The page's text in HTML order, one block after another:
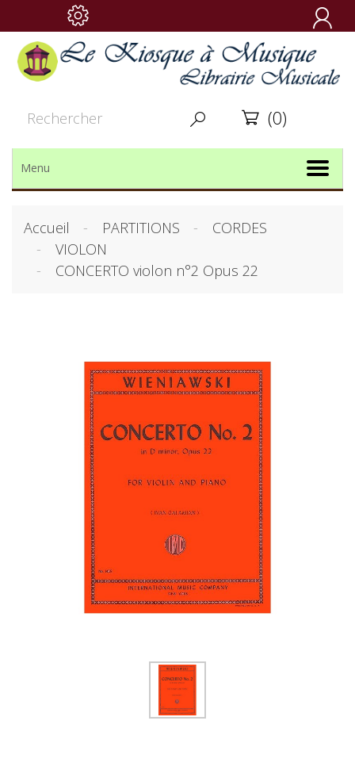

  (0)
Menu
Accueil PARTITIONS
CORDES
VIOLON
CONCERTO violon n°2 Opus 22